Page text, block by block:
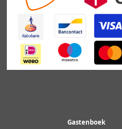
Gastenboek